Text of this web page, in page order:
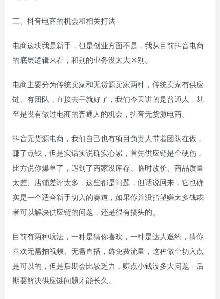
三、抖音电商的机会和相关打法
电商这块我是新手，但是创业方面不是，我从目前抖音电商
的底层逻辑来看，和别的业务没太大区别。
电商主要分为传统卖家和无货源卖家两种，传统卖家有供应
链、有团队，直接去干就好了，我们今天讲的是普通人，甚
至是没有做过电商的普通人的机会，抖音无货源电商。
抖音无货源电商，我们自己也有项目负责人带着团队在做，
赚了点钱，但是实话实说确实心累，首先供应链是个硬伤，
比方说你爆单了，遇到了商家没库存、临时改价、商品质量
太差、店铺差评太多，这些都是问题，但话说回来，它也确
实是一个适合新手切入的赛道，如果你并没指望赚太多钱或
者可以解决供应链的问题，还是很有搞头的。
目前有两种玩法，一种是猜你喜欢，一种是达人邀约，猜你
喜欢无需拍视频、无需直播，薅免费流量，这种做个切入点
是可以的，但是后期会比较乏力，赚点小钱没多大问题，后
期要解决供应链问题才能长久。